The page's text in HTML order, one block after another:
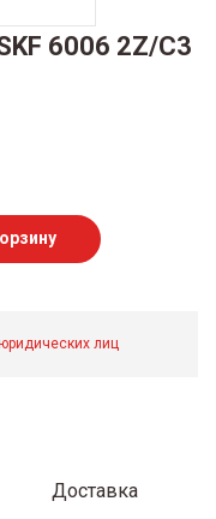
6006 2Z/C3
лиц
Доставка